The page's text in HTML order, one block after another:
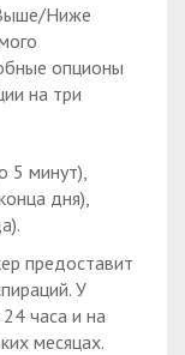
Ниже
опционы
на три
5 минут),
дня),
предоставит
У
часа и на
месяцах.